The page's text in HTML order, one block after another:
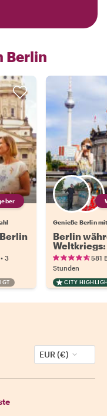
Berlin
• 3
Genieße Berlin
Berlin
Weltkriegs:
Dritten
581
Stunden
CITY
EUR (€)